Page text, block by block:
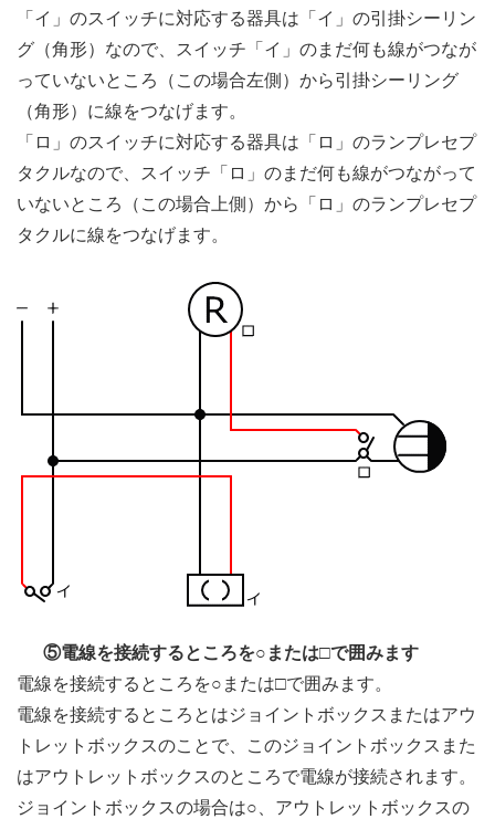
「イ」のスイッチに対応する器具は「イ」の引掛シーリン
グ（角形）なので、スイッチ「イ」のまだ何も線がつなが
っていないところ（この場合左側）から引掛シーリング
（角形）に線をつなげます。
「ロ」のスイッチに対応する器具は「ロ」のランプレセプ
タクルなので、スイッチ「ロ」のまだ何も線がつながって
いないところ（この場合上側）から「ロ」のランプレセプ
タクルに線をつなげます。
⑤電線を接続するところを○または□で囲みます
電線を接続するところを○または□で囲みます。
電線を接続するところとはジョイントボックスまたはアウ
トレットボックスのことで、このジョイントボックスまた
はアウトレットボックスのところで電線が接続されます。
ジョイントボックスの場合は○、アウトレットボックスの